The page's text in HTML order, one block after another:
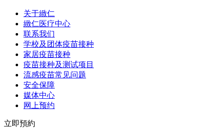
关于緻仁
緻仁医疗中心
联系我们
学校及团体疫苗接种
家居疫苗接种
疫苗接种及测试项目
流感疫苗常见问题
安全保障
媒体中心
网上预约
立即預約